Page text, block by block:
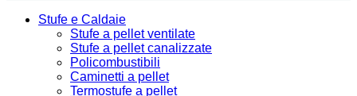
Stufe e Caldaie
Stufe a pellet ventilate
Stufe a pellet canalizzate
Policombustibili
Caminetti a pellet
Termostufe a pellet